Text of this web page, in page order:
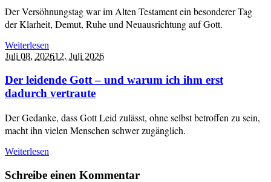
Der Versöhnungstag war im Alten Testament ein besonderer Tag
der Klarheit, Demut, Ruhe und Neuausrichtung auf Gott.
Weiterlesen
Juli 08, 202612. Juli 2026
Der leidende Gott – und warum ich ihm erst
dadurch vertraute
Der Gedanke, dass Gott Leid zulässt, ohne selbst betroffen zu sein,
macht ihn vielen Menschen schwer zugänglich.
Weiterlesen
Schreibe einen Kommentar